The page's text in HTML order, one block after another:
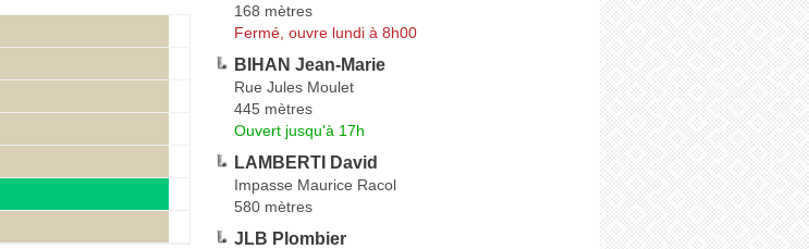
168 mètres
Fermé, ouvre lundi à 8h00
BIHAN Jean-Marie
Rue Jules Moulet
445 mètres
Ouvert jusqu'à 17h
LAMBERTI David
Impasse Maurice Racol
580 mètres
JLB Plombier